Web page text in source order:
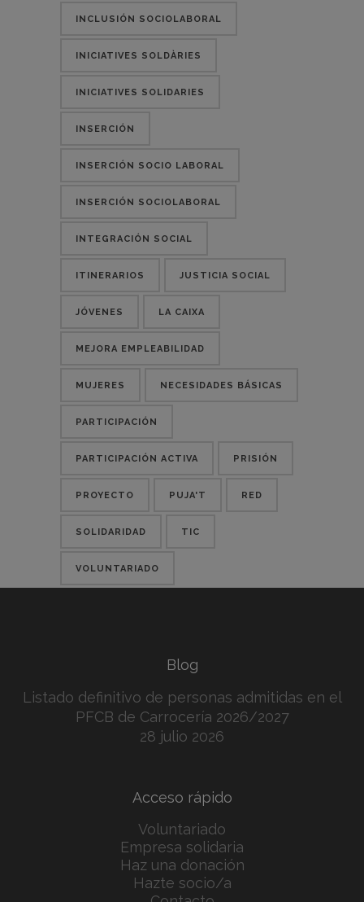
INCLUSIÓN SOCIOLABORAL
INICIATIVES SOLDÀRIES
INICIATIVES SOLIDARIES
INSERCIÓN
INSERCIÓN SOCIO LABORAL
INSERCIÓN SOCIOLABORAL
INTEGRACIÓN SOCIAL
ITINERARIOS JUSTICIA SOCIAL
JÓVENES LA CAIXA
MEJORA EMPLEABILIDAD
MUJERES NECESIDADES BÁSICAS
PARTICIPACIÓN
PARTICIPACIÓN ACTIVA PRISIÓN
PROYECTO PUJA'T RED
SOLIDARIDAD TIC
VOLUNTARIADO
Blog
Listado definitivo de personas admitidas en el
PFCB de Carrocería 2026/2027
28 julio 2026
Acceso rápido
Voluntariado
Empresa solidaria
Haz una donación
Hazte socio/a